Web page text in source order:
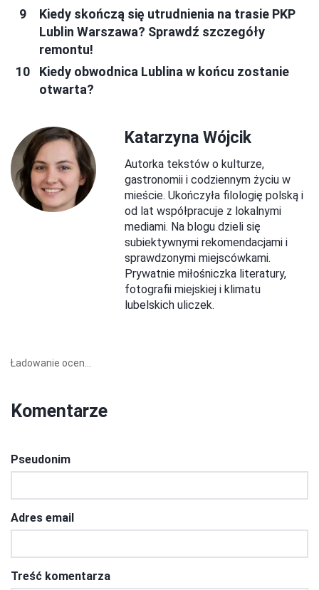
Kiedy skończą się utrudnienia na trasie PKP
Lublin Warszawa? Sprawdź szczegóły
remontu!
Kiedy obwodnica Lublina w końcu zostanie
otwarta?
Katarzyna Wójcik
Autorka tekstów o kulturze,
gastronomii i codziennym życiu w
mieście. Ukończyła filologię polską i
od lat współpracuje z lokalnymi
mediami. Na blogu dzieli się
subiektywnymi rekomendacjami i
sprawdzonymi miejscówkami.
Prywatnie miłośniczka literatury,
fotografii miejskiej i klimatu
lubelskich uliczek.
Ładowanie ocen...
Komentarze
Pseudonim
Adres email
Treść komentarza